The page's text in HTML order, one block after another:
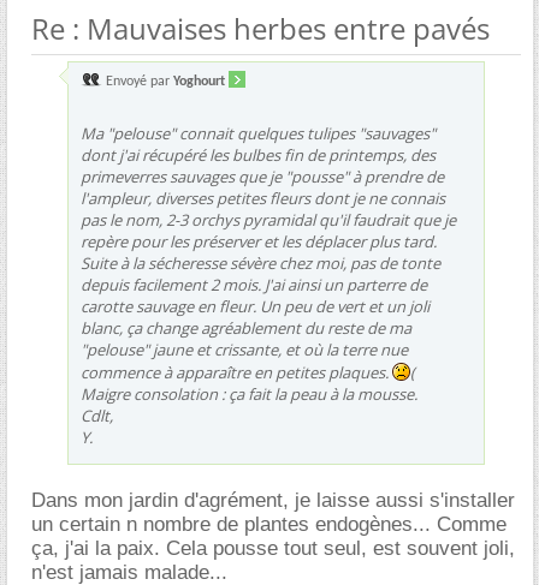
Re : Mauvaises herbes entre pavés
Envoyé par Yoghourt
Ma "pelouse" connait quelques tulipes "sauvages"
dont j'ai récupéré les bulbes fin de printemps, des
primeverres sauvages que je "pousse" à prendre de
l'ampleur, diverses petites fleurs dont je ne connais
pas le nom, 2-3 orchys pyramidal qu'il faudrait que je
repère pour les préserver et les déplacer plus tard.
Suite à la sécheresse sévère chez moi, pas de tonte
depuis facilement 2 mois. J'ai ainsi un parterre de
carotte sauvage en fleur. Un peu de vert et un joli
blanc, ça change agréablement du reste de ma
"pelouse" jaune et crissante, et où la terre nue
commence à apparaître en petites plaques.
(
Maigre consolation : ça fait la peau à la mousse.
Cdlt,
Y.
Dans mon jardin d'agrément, je laisse aussi s'installer
un certain n nombre de plantes endogènes... Comme
ça, j'ai la paix. Cela pousse tout seul, est souvent joli,
n'est jamais malade...